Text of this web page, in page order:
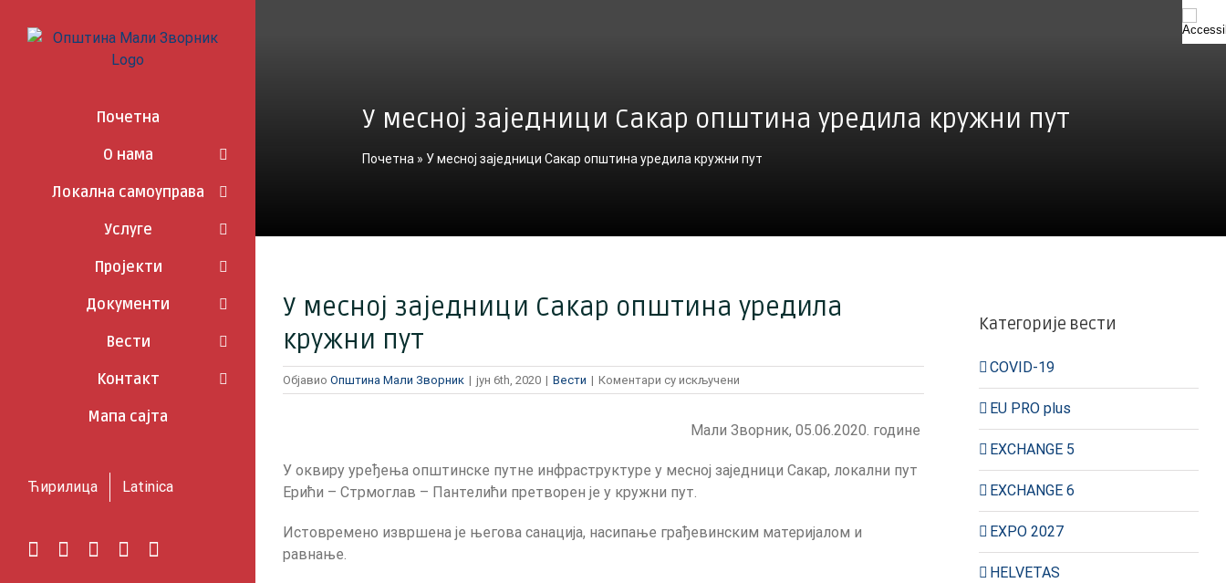
Почетна
О нама
Локална самоуправа
Услуге
Пројекти
Документи
Вести
Контакт
Мапа сајта
Ћирилица Latinica
FacebookInstagram
YouTube
Twitter
У месној заједници Сакар општина уредила кружни пут
Почетна » У месној заједници Сакар општина уредила кружни пут
У месној заједници Сакар општина уредила
кружни пут
Објавио Општина Мали Зворник | јун 6th, 2020 | Вести | Коментари су искључени
У
заједници
општина
Мали Зворник, 05.06.2020. године
У оквиру уређења општинске путне инфраструктуре у месној заједници Сакар, локални пут
Ерићи – Стрмоглав – Пантелићи претворен је у кружни пут.
Истовремено извршена је његова санација, насипање грађевинским материјалом и
равнање.
Категорије вести
COVID-19
EU PRO plus
EXCHANGE 5
EXCHANGE 6
EXPO 2027
HELVETAS